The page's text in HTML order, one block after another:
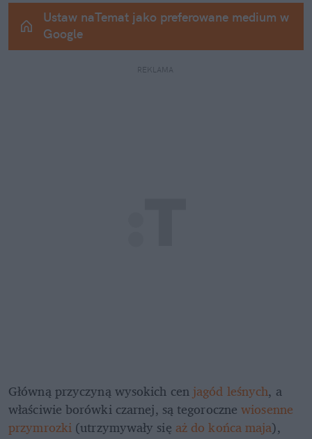
Ustaw naTemat jako preferowane medium w
Google
REKLAMA
Główną przyczyną wysokich cen jagód leśnych, a
właściwie borówki czarnej, są tegoroczne wiosenne
przymrozki (utrzymywały się aż do końca maja),